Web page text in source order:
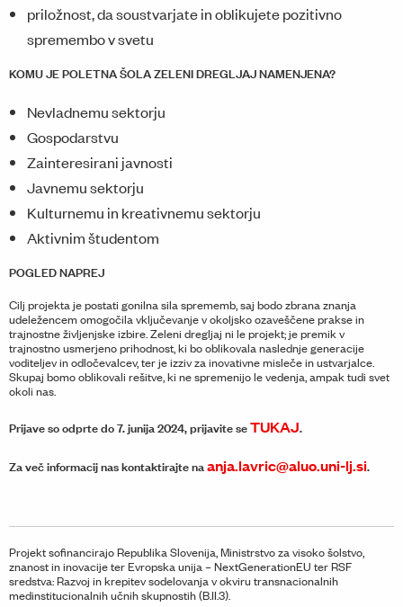
priložnost, da soustvarjate in oblikujete pozitivno
spremembo v svetu
KOMU JE POLETNA ŠOLA ZELENI DREGLJAJ NAMENJENA?
Nevladnemu sektorju
Gospodarstvu
Zainteresirani javnosti
Javnemu sektorju
Kulturnemu in kreativnemu sektorju
Aktivnim študentom
POGLED NAPREJ
Cilj projekta je postati gonilna sila sprememb, saj bodo zbrana znanja
udeležencem omogočila vključevanje v okoljsko ozaveščene prakse in
trajnostne življenjske izbire. Zeleni dregljaj ni le projekt; je premik v
trajnostno usmerjeno prihodnost, ki bo oblikovala naslednje generacije
voditeljev in odločevalcev, ter je izziv za inovativne misleče in ustvarjalce.
Skupaj bomo oblikovali rešitve, ki ne spremenijo le vedenja, ampak tudi svet
okoli nas.
Prijave so odprte do 7. junija 2024, prijavite seTUKAJ.
Za več informacij nas kontaktirajte naanja.lavric@aluo.uni-lj.si.
Projekt sofinancirajo Republika Slovenija, Ministrstvo za visoko šolstvo,
znanost in inovacije ter Evropska unija – NextGenerationEU ter RSF
sredstva: Razvoj in krepitev sodelovanja v okviru transnacionalnih
medinstitucionalnih učnih skupnostih (B.II.3).